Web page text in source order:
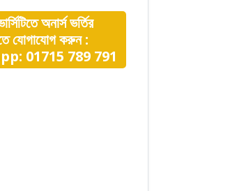
অনার্স ভর্তির
যোগাযোগ করুন :
01715 789 791